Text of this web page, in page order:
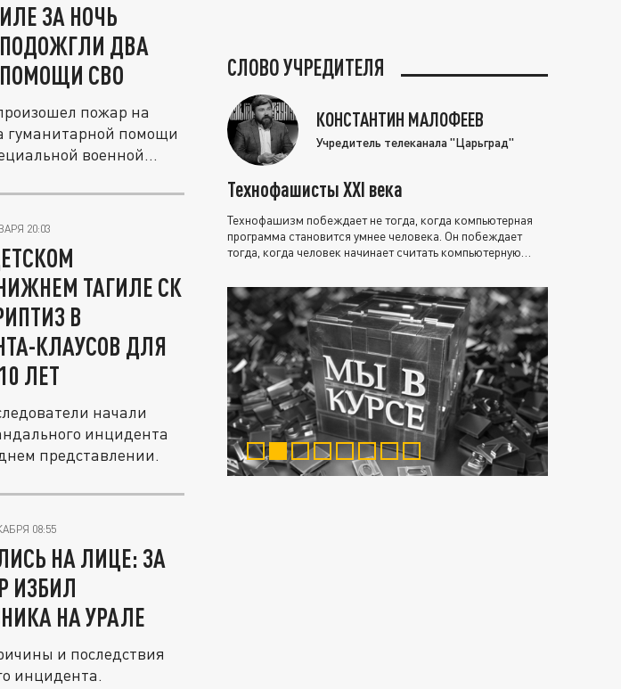
ЗА НОЧЬ
ДВА
ПОМОЩИ СВО
пожар на
гуманитарной помощи
военной...
20:03
ТАГИЛЕ СК
В
КЛАУСОВ ДЛЯ
ЛЕТ
начали
инцидента
представлении.
08:55
НА ЛИЦЕ: ЗА
ИЗБИЛ
НА УРАЛЕ
и последствия
инцидента.
СЛОВО УЧРЕДИТЕЛЯ
КОНСТАНТИН МАЛОФЕЕВ
Учредитель телеканала "Царьград"
Технофашисты XXI века
Технофашизм побеждает не тогда, когда компьютерная
программа становится умнее человека. Он побеждает
тогда, когда человек начинает считать компьютерную